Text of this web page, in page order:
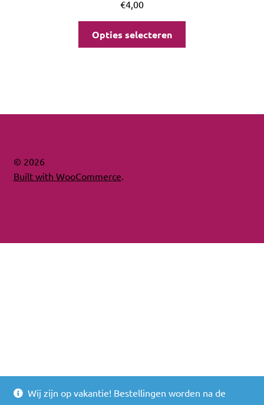
€4,00
Opties selecteren
© 2026
Built with WooCommerce.
Wij zijn op vakantie! Bestellingen worden na de